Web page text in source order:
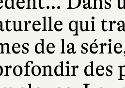
qui
de la
des